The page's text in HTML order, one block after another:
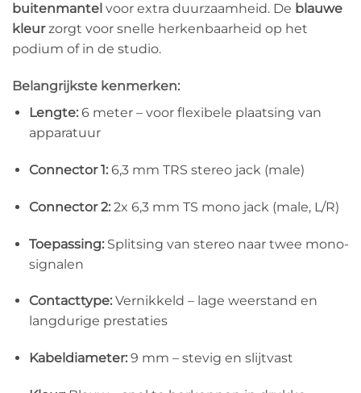
buitenmantel voor extra duurzaamheid. De blauwe
kleurzorgt voor snelle herkenbaarheid op het
podium of in de studio.
Belangrijkste kenmerken:
Lengte:6 meter – voor flexibele plaatsing van
apparatuur
Connector 1:6,3 mm TRS stereo jack (male)
Connector 2:2x 6,3 mm TS mono jack (male, L/R)
Toepassing:Splitsing van stereo naar twee mono-
signalen
Contacttype:Vernikkeld – lage weerstand en
langdurige prestaties
Kabeldiameter:9 mm – stevig en slijtvast